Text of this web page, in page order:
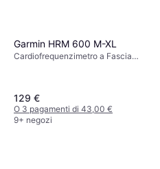
Garmin HRM 600 M-XL
Cardiofrequenzimetro a Fascia
129 €
O 3 pagamenti di 43,00 €
9+ negozi